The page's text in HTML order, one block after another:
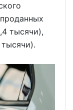
тысячи),